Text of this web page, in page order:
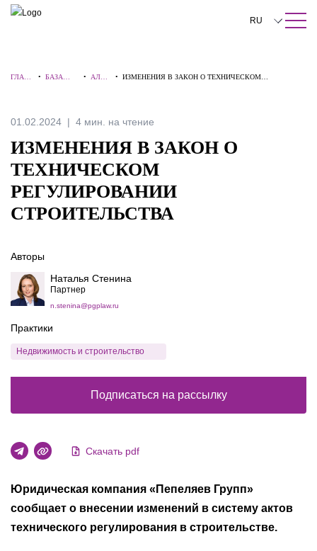
ПОИСК ПО САЙТУ Закрыть
RU
中文
ГЛАВН
• БАЗА
•
АЛЕР
• ИЗМЕНЕНИЯ В ЗАКОН О ТЕХНИЧЕСКОМ
01.02.2024 4 мин. на чтение
ИЗМЕНЕНИЯ В ЗАКОН О
ТЕХНИЧЕСКОМ
РЕГУЛИРОВАНИИ
СТРОИТЕЛЬСТВА
Скачать pdf
Юридическая компания «Пепеляев Групп»
сообщает о внесении изменений в систему актов
технического регулирования в строительстве.
Авторы
Наталья Стенина
Партнер
n.stenina@pgplaw.ru
Практики
Недвижимость и строительство
Подписаться на рассылку